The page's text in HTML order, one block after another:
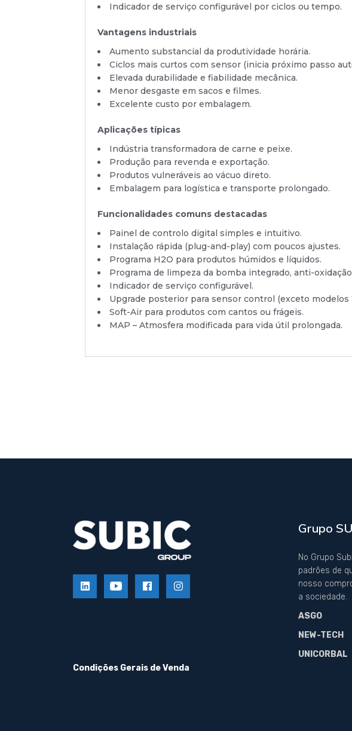
Indicador de serviço configurável por ciclos ou tempo.
Vantagens industriais
Aumento substancial da produtividade horária.
Ciclos mais curtos com sensor (inicia próximo passo
Elevada durabilidade e fiabilidade mecânica.
Menor desgaste em sacos e filmes.
Excelente custo por embalagem.
Aplicações típicas
Indústria transformadora de carne e peixe.
Produção para revenda e exportação.
Produtos vulneráveis ao vácuo direto.
Embalagem para logística e transporte prolongado.
Funcionalidades comuns destacadas
Painel de controlo digital simples e intuitivo.
Instalação rápida (plug-and-play) com poucos ajustes.
Programa H2O para produtos húmidos e líquidos.
Programa de limpeza da bomba integrado, anti-
Indicador de serviço configurável.
Upgrade posterior para sensor control (exceto modelos
Soft-Air para produtos com cantos ou frágeis.
MAP – Atmosfera modificada para vida útil prolongada.
Condições Gerais de Venda
Grupo
No Grupo
padrões de
nosso
a sociedade.
ASGO
NEW-TECH
UNICORBAL